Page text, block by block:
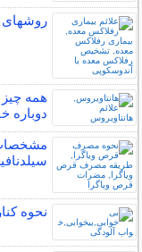
همه
دوباره
نحوه